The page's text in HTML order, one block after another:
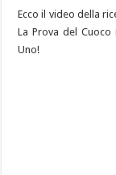
Ecco il video della
La Prova del
Uno!